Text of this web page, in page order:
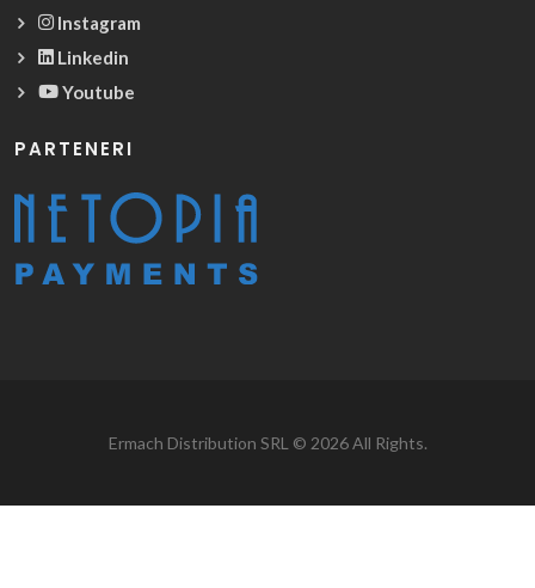
Instagram
Linkedin
Youtube
PARTENERI
Ermach Distribution SRL © 2026 All Rights.